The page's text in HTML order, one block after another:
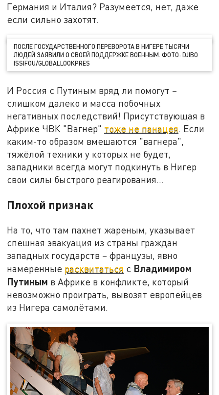
Германия и Италия? Разумеется, нет, даже
если сильно захотят.
ПОСЛЕ ГОСУДАРСТВЕННОГО ПЕРЕВОРОТА В НИГЕРЕ ТЫСЯЧИ
ЛЮДЕЙ ЗАЯВИЛИ О СВОЕЙ ПОДДЕРЖКЕ ВОЕННЫМ. ФОТО: DJIBO
ISSIFOU/GLOBALLOOKPRES
И Россия с Путиным вряд ли помогут –
слишком далеко и масса побочных
негативных последствий! Присутствующая в
Африке ЧВК "Вагнер" тоже не панацея. Если
каким-то образом вмешаются "вагнера",
тяжёлой техники у которых не будет,
западники всегда могут подкинуть в Нигер
свои силы быстрого реагирования…
Плохой признак
На то, что там пахнет жареным, указывает
спешная эвакуация из страны граждан
западных государств – французы, явно
намеренные расквитаться с Владимиром
Путиным в Африке в конфликте, который
невозможно проиграть, вывозят европейцев
из Нигера самолётами.